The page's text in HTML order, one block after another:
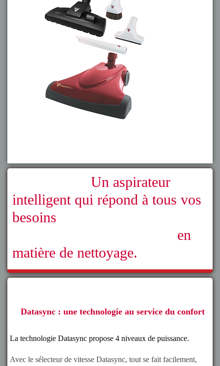
Un aspirateur
intelligent qui répond à tous vos
besoins
en
matière de nettoyage.
Datasync : une technologie au service du confort
La technologie Datasync propose 4 niveaux de puissance.
Avec le sélecteur de vitesse Datasync, tout se fait facilement,